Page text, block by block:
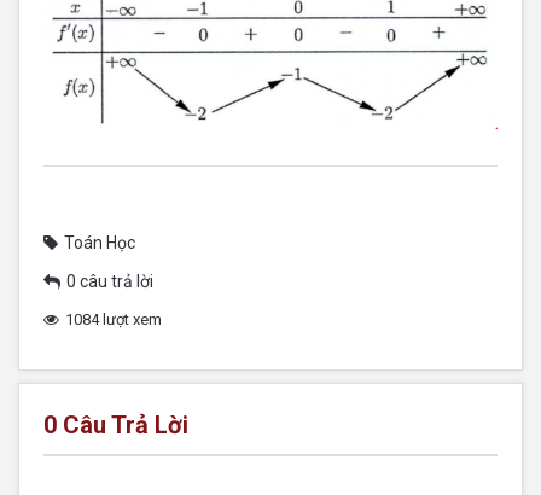
Toán Học
0 câu trả lời
1084 lượt xem
0 Câu Trả Lời